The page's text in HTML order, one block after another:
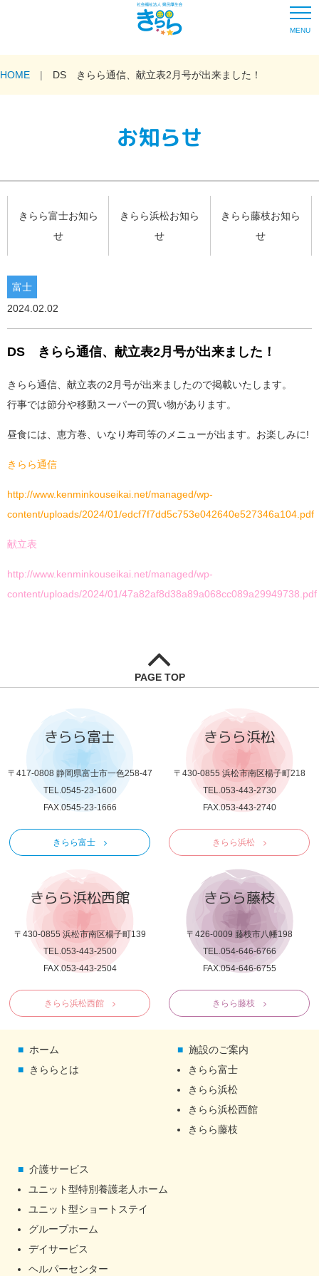
MENU
HOME DS きらら通信、献立表2月号が出来ました！
お知らせ
きらら富士お知ら
せ
きらら浜松お知ら
せ
きらら藤枝お知ら
せ
富士
2024.02.02
DS きらら通信、献立表2月号が出来ました！
きらら通信、献立表の2月号が出来ましたので掲載いたします。
行事では節分や移動スーパーの買い物があります。
昼食には、恵方巻、いなり寿司等のメニューが出ます。お楽しみに!
きらら通信
http://www.kenminkouseikai.net/managed/wp-
content/uploads/2024/01/edcf7f7dd5c753e042640e527346a104.pdf
献立表
http://www.kenminkouseikai.net/managed/wp-
content/uploads/2024/01/47a82af8d38a89a068cc089a29949738.pdf
PAGE TOP
きらら富士
〒417-0808 静岡県富士市一色258-47
TEL.0545-23-1600
FAX.0545-23-1666
きらら富士
きらら浜松
〒430-0855 浜松市南区楊子町218
TEL.053-443-2730
FAX.053-443-2740
きらら浜松
きらら浜松西館
〒430-0855 浜松市南区楊子町139
TEL.053-443-2500
FAX.053-443-2504
きらら浜松西館
きらら藤枝
〒426-0009 藤枝市八幡198
TEL.054-646-6766
FAX.054-646-6755
きらら藤枝
ホーム
きららとは
施設のご案内
きらら富士
きらら浜松
きらら浜松西館
きらら藤枝
介護サービス
ユニット型特別養護老人ホーム
ユニット型ショートステイ
グループホーム
デイサービス
ヘルパーセンター